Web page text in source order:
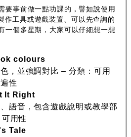
要事前做一點功課的，譬如說使用
作工具或遊戲裝置、可以先查詢的
一個多星期，大家可以仔細想一想
colours
，並強調對比 – 分類：可用
性
It Right
語音，包含遊戲說明或教學部
用性
Tale